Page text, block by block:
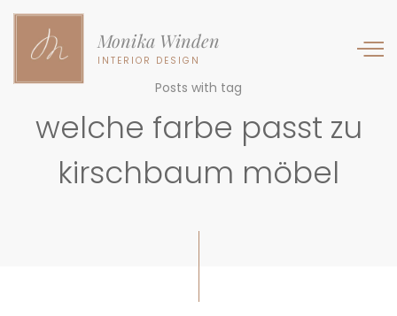
Monika Winden
INTERIOR DESIGN
Posts with tag
welche farbe passt zu
kirschbaum möbel